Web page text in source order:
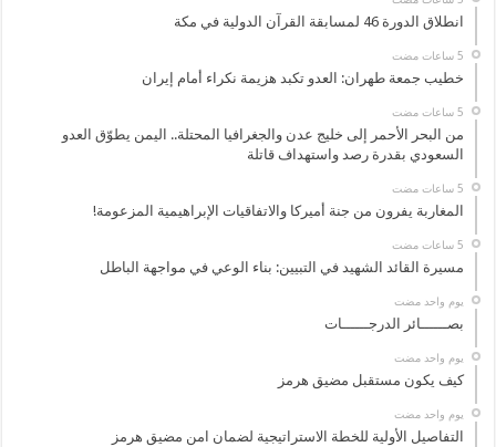
انطلاق الدورة 46 لمسابقة القرآن الدولية في مكة
خطيب جمعة طهران: العدو تكبد هزيمة نكراء أمام إيران
من البحر الأحمر إلى خليج عدن والجغرافيا المحتلة.. اليمن يطوّق العدو
السعودي بقدرة رصد واستهداف قاتلة
المغاربة يفرون من جنة أميركا والاتفاقيات الإبراهيمية المزعومة!
مسيرة القائد الشهيد في التبيين: بناء الوعي في مواجهة الباطل
‏يوم واحد مضت
بصــــــائر الدرجــــــات
‏يوم واحد مضت
كيف يكون مستقبل مضيق هرمز
‏يوم واحد مضت
التفاصيل الأولية للخطة الاستراتيجية لضمان امن مضيق هرمز